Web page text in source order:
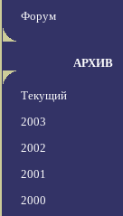
Форум
АРХИВ
Текущий
2003
2002
2001
2000